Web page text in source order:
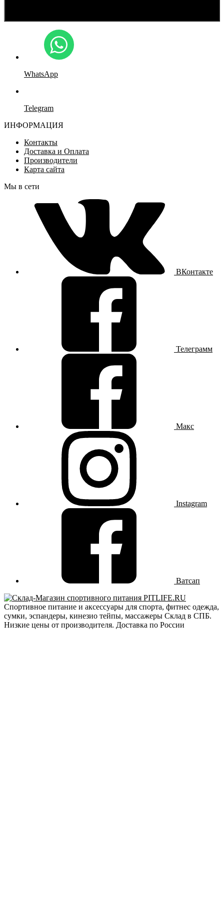
WhatsApp
Telegram
ИНФОРМАЦИЯ
Контакты
Доставка и Оплата
Производители
Карта сайта
Мы в сети
ВКонтакте
Телеграмм
Макс
Instagram
Ватсап
Спортивное питание и аксессуары для спорта, фитнес одежда,
сумки, эспандеры, кинезио тейпы, массажеры Склад в СПБ.
Низкие цены от производителя. Доставка по России